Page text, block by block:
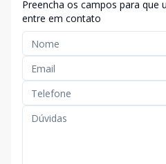
Preencha os campos para que
entre em contato